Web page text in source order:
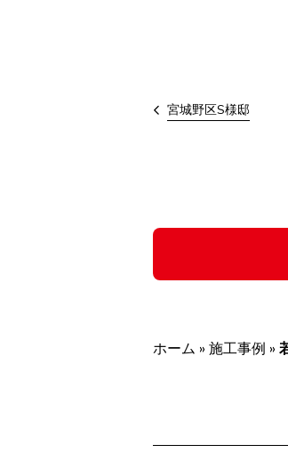
宮城野区S様邸
ホーム » 施工事例 »